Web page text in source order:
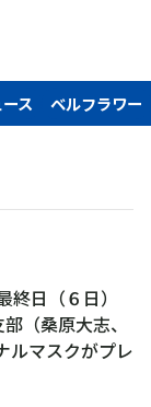
ス ベルフラワー
日（６日）
（桑原大志、
ルマスクがプレ